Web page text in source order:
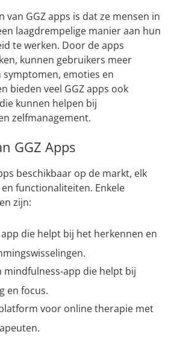
van GGZ apps is dat ze mensen in
laagdrempelige manier aan hun
te werken. Door de apps
kunnen gebruikers meer
emoties en
bieden veel GGZ apps ook
kunnen helpen bij
zelfmanagement.
GGZ Apps
beschikbaar op de markt, elk
functionaliteiten. Enkele
zijn:
die helpt bij het herkennen en
mindfulness-app die helpt bij
en focus.
voor online therapie met